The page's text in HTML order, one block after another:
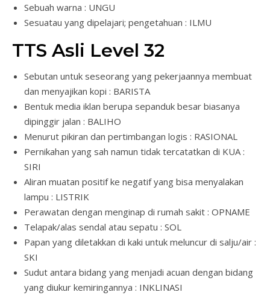
Sebuah warna : UNGU
Sesuatau yang dipelajari; pengetahuan : ILMU
TTS Asli Level 32
Sebutan untuk seseorang yang pekerjaannya membuat
dan menyajikan kopi : BARISTA
Bentuk media iklan berupa sepanduk besar biasanya
dipinggir jalan : BALIHO
Menurut pikiran dan pertimbangan logis : RASIONAL
Pernikahan yang sah namun tidak tercatatkan di KUA :
SIRI
Aliran muatan positif ke negatif yang bisa menyalakan
lampu : LISTRIK
Perawatan dengan menginap di rumah sakit : OPNAME
Telapak/alas sendal atau sepatu : SOL
Papan yang diletakkan di kaki untuk meluncur di salju/air :
SKI
Sudut antara bidang yang menjadi acuan dengan bidang
yang diukur kemiringannya : INKLINASI